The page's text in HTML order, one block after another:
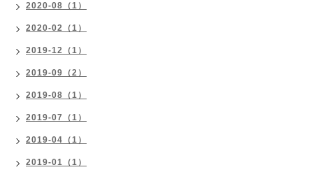
2020-08（1）
2020-02（1）
2019-12（1）
2019-09（2）
2019-08（1）
2019-07（1）
2019-04（1）
2019-01（1）